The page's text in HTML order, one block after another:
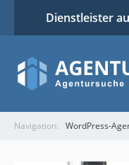
Dienstleister
Navigation: WordPress-